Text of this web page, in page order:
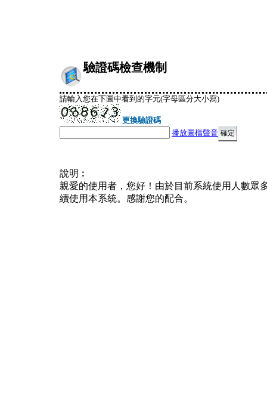
驗證碼檢查機制
請輸入您在下圖中看到的字元(字母區分大小寫)
更換驗證碼
播放圖檔聲音
說明︰
親愛的使用者，您好！由於目前系統使用人數眾
續使用本系統。感謝您的配合。